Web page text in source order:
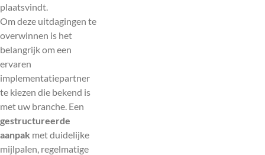
plaatsvindt.
Om deze uitdagingen te
overwinnen is het
belangrijk om een
ervaren
implementatiepartner
te kiezen die bekend is
met uw branche. Een
gestructureerde
aanpak met duidelijke
mijlpalen, regelmatige